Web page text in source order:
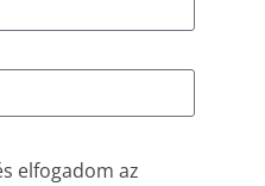
elfogadom az